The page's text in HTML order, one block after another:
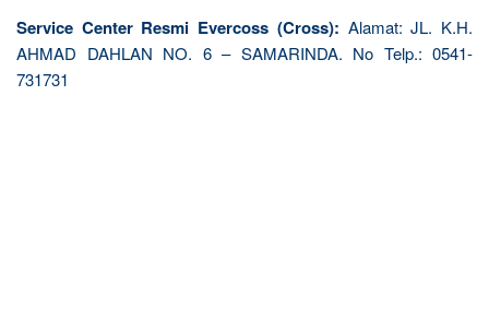
Service Center Resmi Evercoss (Cross): Alamat: JL. K.H.
AHMAD DAHLAN NO. 6 – SAMARINDA. No Telp.: 0541-
731731